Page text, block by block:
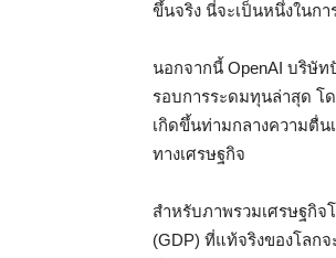
ขึ้นจริง นี่จะเป็นหนึ่งในก
นอกจากนี้ OpenAI บริษั
รอบการระดมทุนล่าสุด โ
เกิดขึ้นท่ามกลางความตื่
ทางเศรษฐกิจ
สำหรับภาพรวมเศรษฐกิจ
(GDP) ที่แท้จริงของโลก